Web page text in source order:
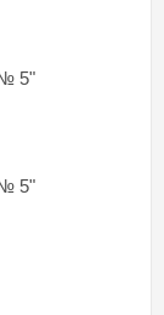
№ 5"
№ 5"